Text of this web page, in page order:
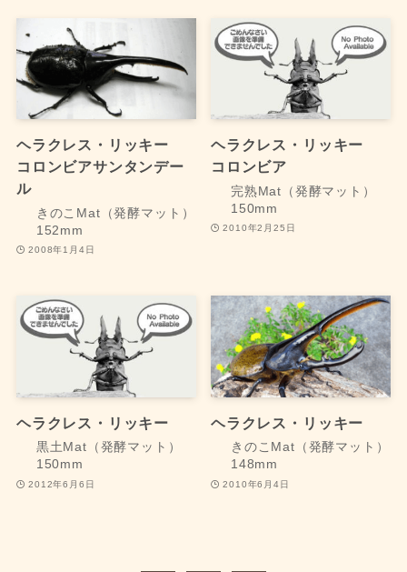
ヘラクレス・リッキー
コロンビアサンタンデー
ル
きのこMat（発酵マット）
152mm
2008年1月4日
ヘラクレス・リッキー
コロンビア
完熟Mat（発酵マット）
150mm
2010年2月25日
ヘラクレス・リッキー
黒土Mat（発酵マット）
150mm
2012年6月6日
ヘラクレス・リッキー
きのこMat（発酵マット）
148mm
2010年6月4日